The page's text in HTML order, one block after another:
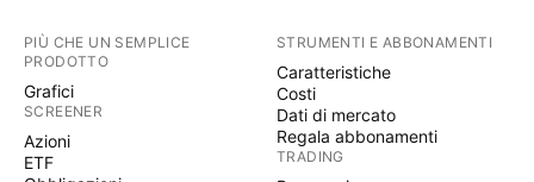
PIÙ CHE UN SEMPLICE
PRODOTTO
Grafici
SCREENER
Azioni
ETF
STRUMENTI E ABBONAMENTI
Caratteristiche
Costi
Dati di mercato
Regala abbonamenti
TRADING